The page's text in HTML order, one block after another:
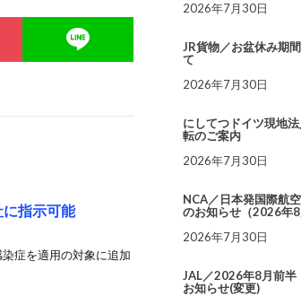
に指示可能
症を適用の対象に追加
2026年7月30日
JR貨物／お盆休み期
て
2026年7月30日
にしてつドイツ現地
転のご案内
2026年7月30日
NCA／日本発国際航
のお知らせ（2026年
2026年7月30日
JAL／2026年8月前
お知らせ(変更)